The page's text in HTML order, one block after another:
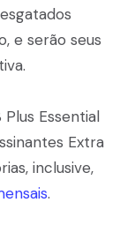
e serão seus
Essential
Extra
inclusive,
.